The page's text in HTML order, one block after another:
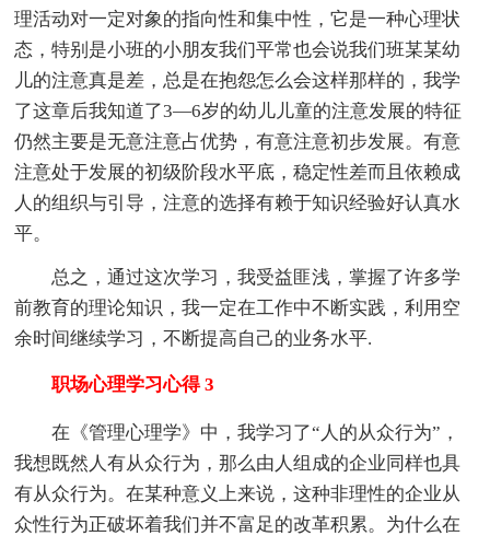
理活动对一定对象的指向性和集中性，它是一种心理状
态，特别是小班的小朋友我们平常也会说我们班某某幼
儿的注意真是差，总是在抱怨怎么会这样那样的，我学
了这章后我知道了3—6岁的幼儿儿童的注意发展的特征
仍然主要是无意注意占优势，有意注意初步发展。有意
注意处于发展的初级阶段水平底，稳定性差而且依赖成
人的组织与引导，注意的选择有赖于知识经验好认真水
平。
总之，通过这次学习，我受益匪浅，掌握了许多学
前教育的理论知识，我一定在工作中不断实践，利用空
余时间继续学习，不断提高自己的业务水平.
职场心理学习心得 3
在《管理心理学》中，我学习了“人的从众行为”，
我想既然人有从众行为，那么由人组成的企业同样也具
有从众行为。在某种意义上来说，这种非理性的企业从
众性行为正破坏着我们并不富足的改革积累。为什么在